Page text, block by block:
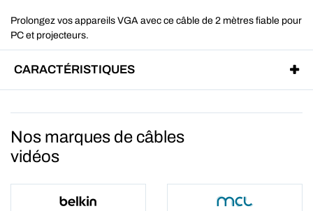
Prolongez vos appareils VGA avec ce câble de 2 mètres fiable pour
PC et projecteurs.
CARACTÉRISTIQUES
Nos marques de câbles
vidéos